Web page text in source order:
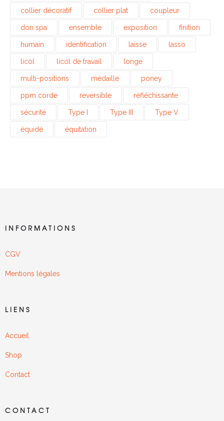
collier décoratif collier plat coupleur
don spa ensemble exposition finition
humain identification laisse lasso
licol licol de travail longe
multi-positions médaille poney
ppm corde reversible réfléchissante
sécurité Type I Type III Type V
équidé équitation
INFORMATIONS
CGV
Mentions légales
LIENS
Accueil
Shop
Contact
CONTACT